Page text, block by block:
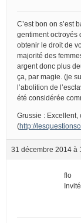
C’est bon on s’est
gentiment octroyés
obtenir le droit de
majorité des
argent donc plus
ça, par magie. (je
l’abolition de
été considérée
Grussie : Excellent,
(http://
31 décembre 2014 à
flo
Invité